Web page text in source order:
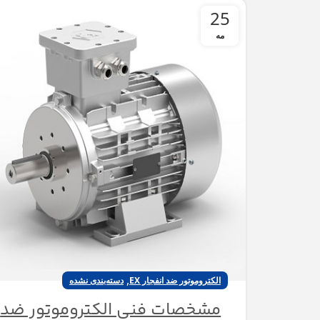
25
مه
الکتروموتور ضد انفجار EX ,دسته‌بندی نشده
مشخصات فنی الکتروموتور ضد